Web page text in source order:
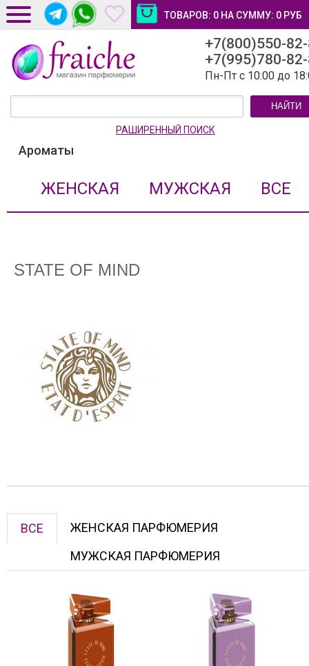
ТОВАРОВ: 0 НА СУММУ: 0 РУБ
ДОСТАВКА И ОПЛАТА
НОВОСТИ И СТАТЬИ
+7(800)550-
+7(995)780-
Пн-Пт с 10:00 до
НАЙТИ
РАШИРЕННЫЙ ПОИСК
Ароматы
ЖЕНСКАЯ МУЖСКАЯ ВСЕ
STATE OF MIND
ВСЕ
ЖЕНСКАЯ ПАРФЮМЕРИЯ
МУЖСКАЯ ПАРФЮМЕРИЯ